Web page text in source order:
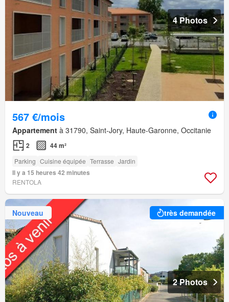
4 Photos
567 €/mois
Appartement à 31790, Saint-Jory, Haute-Garonne, Occitanie
2 44 m²
Parking Cuisine équipée Terrasse Jardin
Il y a 15 heures 42 minutes
RENTOLA
Nouveau très demandée
2 Photos